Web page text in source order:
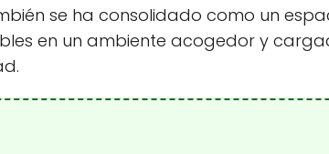
se ha consolidado como un
en un ambiente acogedor y